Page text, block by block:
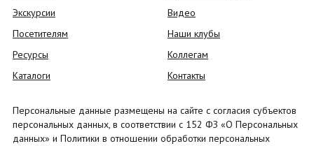
Экскурсии
Посетителям
Ресурсы
Каталоги
Видео
Наши клубы
Коллегам
Контакты
Персональные данные размещены на сайте с согласия субъектов
персональных данных, в соответствии с 152 ФЗ «О Персональных
данных» и Политики в отношении обработки персональных